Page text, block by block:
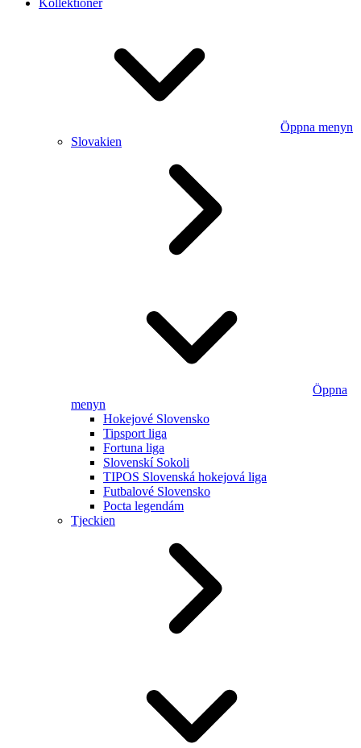
Kollektioner
Öppna menyn
Slovakien
Öppna
menyn
Hokejové Slovensko
Tipsport liga
Fortuna liga
Slovenskí Sokoli
TIPOS Slovenská hokejová liga
Futbalové Slovensko
Pocta legendám
Tjeckien